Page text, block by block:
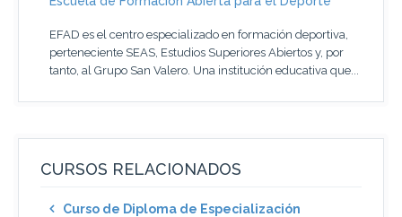
EFAD es el centro especializado en formación deportiva,
perteneciente SEAS, Estudios Superiores Abiertos y, por
tanto, al Grupo San Valero. Una institución educativa que...
CURSOS RELACIONADOS
Curso de Diploma de Especialización